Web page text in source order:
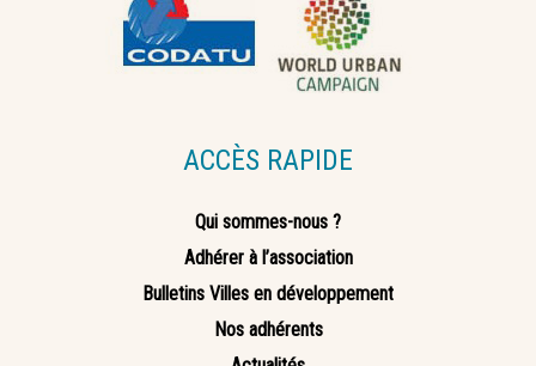
ACCÈS RAPIDE
Qui sommes-nous ?
Adhérer à l’association
Bulletins Villes en développement
Nos adhérents